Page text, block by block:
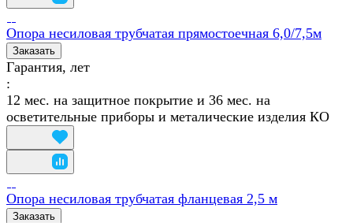
Опора несиловая трубчатая прямостоечная 6,0/7,5м
Заказать
Гарантия, лет
:
12 мес. на защитное покрытие и 36 мес. на
осветительные приборы и металические изделия КО
Опора несиловая трубчатая фланцевая 2,5 м
Заказать